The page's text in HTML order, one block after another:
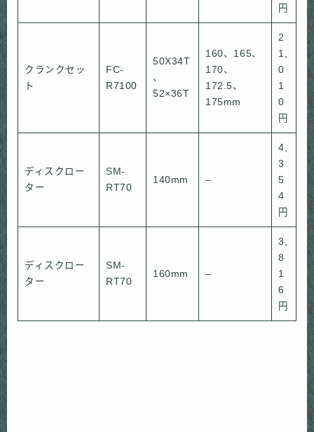
円
クランクセッ
ト
FC-
R7100
50X34T
、
52×36T
160、165、
170、
172.5、
175mm
2
1,
0
1
0
円
ディスクロー
ター
SM-
RT70
140mm –
4,
3
5
4
円
ディスクロー
ター
SM-
RT70
160mm –
3,
8
1
6
円